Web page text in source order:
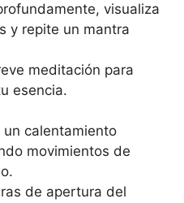
visualiza
y repite un mantra
meditación para
esencia.
un calentamiento
movimientos de
de apertura del